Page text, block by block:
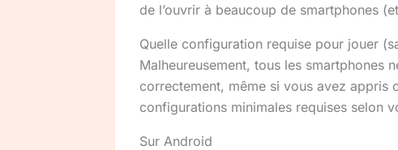
de l’ouvrir à beaucoup de smartphones
Quelle configuration requise pour jouer
Malheureusement, tous les smartphones
correctement, même si vous avez appris
configurations minimales requises selon
Sur Android